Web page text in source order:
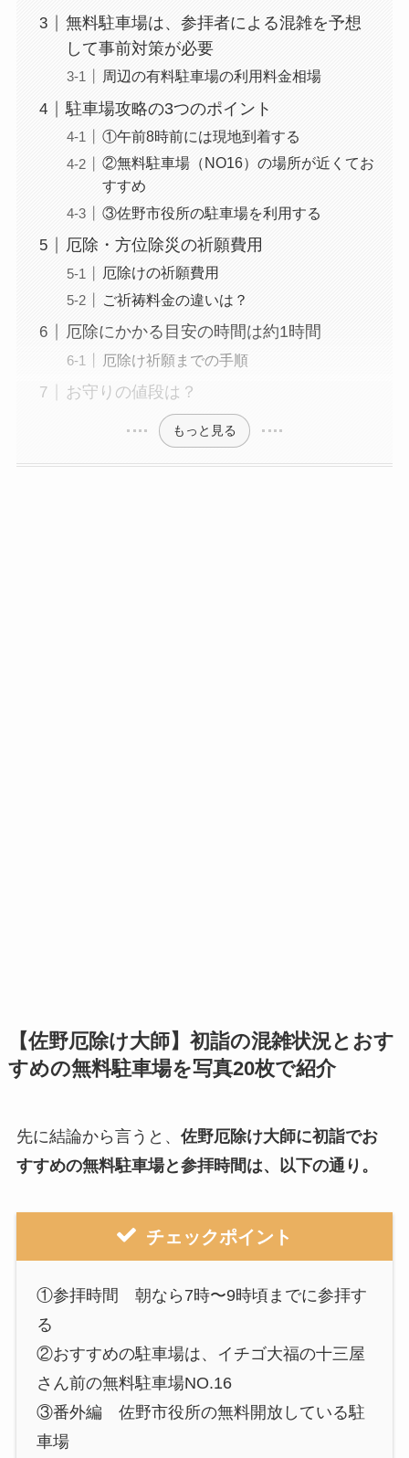
無料駐車場は、参拝者による混雑を予想
して事前対策が必要
周辺の有料駐車場の利用料金相場
駐車場攻略の3つのポイント
①午前8時前には現地到着する
②無料駐車場（NO16）の場所が近くてお
すすめ
③佐野市役所の駐車場を利用する
厄除・方位除災の祈願費用
厄除けの祈願費用
ご祈祷料金の違いは？
厄除にかかる目安の時間は約1時間
厄除け祈願までの手順
お守りの値段は？
もっと見る
【佐野厄除け大師】初詣の混雑状況とおす
すめの無料駐車場を写真20枚で紹介
先に結論から言うと、 佐野厄除け大師に初詣でお
すすめの無料駐車場と参拝時間は、以下の通り。
チェックポイント
①参拝時間 朝なら7時〜9時頃までに参拝す
る
②おすすめの駐車場は、イチゴ大福の十三屋
さん前の無料駐車場NO.16
③番外編 佐野市役所の無料開放している駐
車場